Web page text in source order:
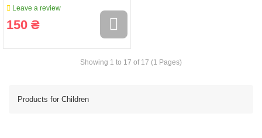
Leave a review
150 ₴
Showing 1 to 17 of 17 (1 Pages)
Products for Children